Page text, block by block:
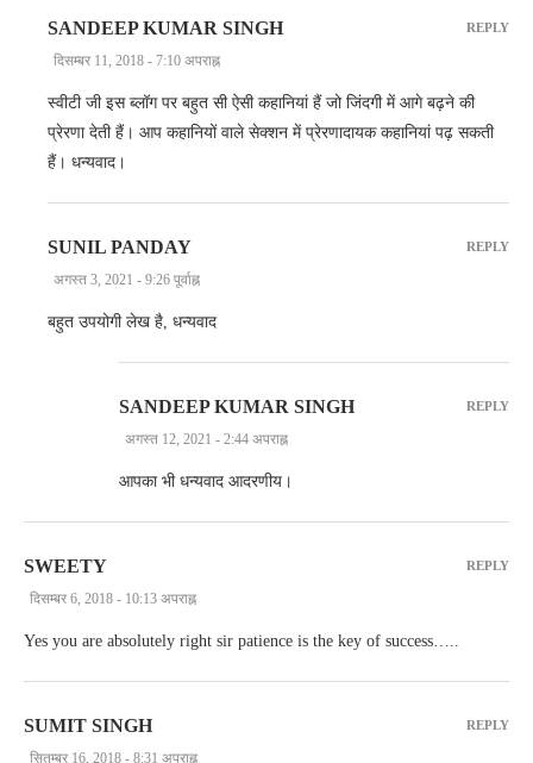
SANDEEP KUMAR SINGH
दिसम्बर 11, 2018 - 7:10 अपराह्न
स्वीटी जी इस ब्लॉग पर बहुत सी ऐसी कहानियां हैं जो जिंदगी में आगे बढ़ने की
प्रेरणा देती हैं। आप कहानियों वाले सेक्शन में प्रेरणादायक कहानियां पढ़ सकती
हैं। धन्यवाद।
REPLY
SUNIL PANDAY
अगस्त 3, 2021 - 9:26 पूर्वाह्न
बहुत उपयोगी लेख है, धन्यवाद
REPLY
SANDEEP KUMAR SINGH
अगस्त 12, 2021 - 2:44 अपराह्न
आपका भी धन्यवाद आदरणीय।
REPLY
SWEETY
दिसम्बर 6, 2018 - 10:13 अपराह्न
Yes you are absolutely right sir patience is the key of success…..
REPLY
SUMIT SINGH
सितम्बर 16, 2018 - 8:31 अपराह्न
REPLY